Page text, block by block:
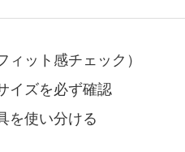
ット感チェック）
イズを必ず確認
を使い分ける